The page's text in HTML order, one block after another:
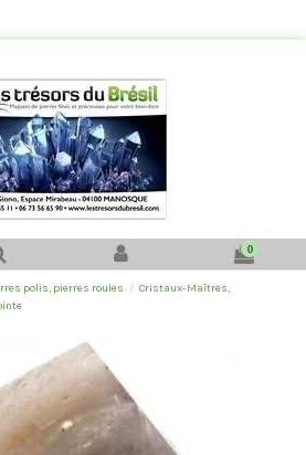
0
polis, pierres roules
Cristaux-Maîtres,